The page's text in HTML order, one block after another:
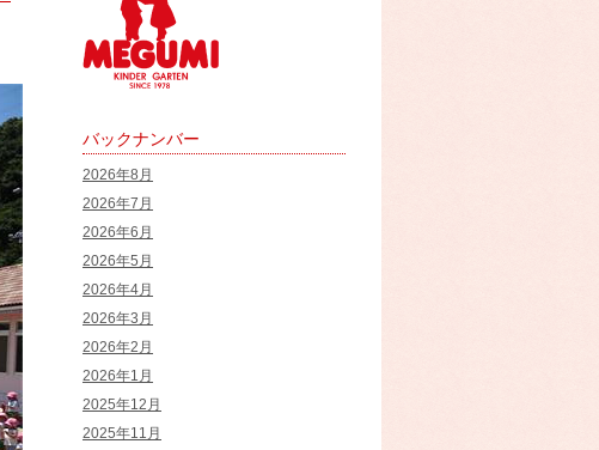
バックナンバー
2026年8月
2026年7月
2026年6月
2026年5月
2026年4月
2026年3月
2026年2月
2026年1月
2025年12月
2025年11月